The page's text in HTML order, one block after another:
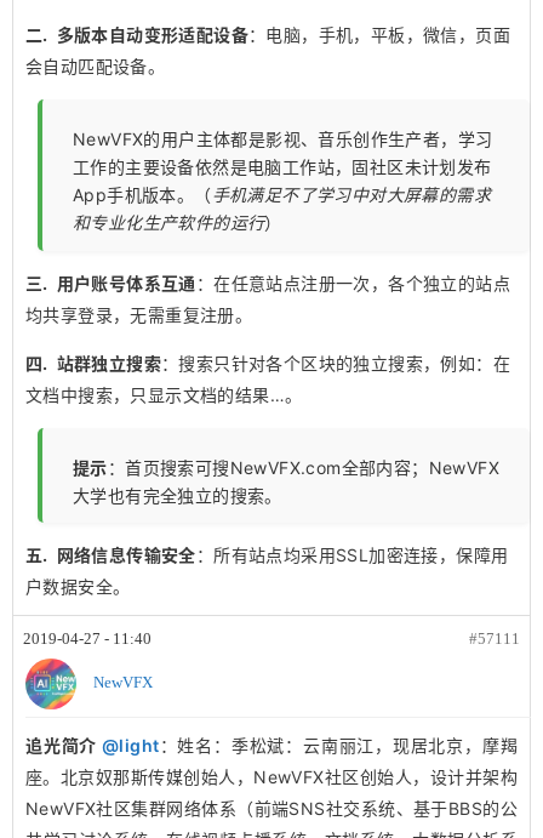
二. 多版本自动变形适配设备：电脑，手机，平板，微信，页面
会自动匹配设备。
NewVFX的用户主体都是影视、音乐创作生产者，学习
工作的主要设备依然是电脑工作站，固社区未计划发布
App手机版本。（手机满足不了学习中对大屏幕的需求
和专业化生产软件的运行）
三. 用户账号体系互通 ：在任意站点注册一次，各个独立的站点
均共享登录，无需重复注册。
四. 站群独立搜索：搜索只针对各个区块的独立搜索，例如：在
文档中搜索，只显示文档的结果…。
提示：首页搜索可搜NewVFX.com全部内容；NewVFX
大学也有完全独立的搜索。
五. 网络信息传输安全：所有站点均采用SSL加密连接，保障用
户数据安全。
2019-04-27 - 11:40 #57111
NewVFX
追光简介 @light：姓名：季松斌：云南丽江，现居北京，摩羯
座。北京奴那斯传媒创始人，NewVFX社区创始人，设计并架构
NewVFX社区集群网络体系（前端SNS社交系统、基于BBS的公